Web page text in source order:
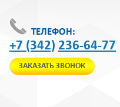
ТЕЛЕФОН:
+7 (342) 236-64-77
ЗАКАЗАТЬ ЗВОНОК